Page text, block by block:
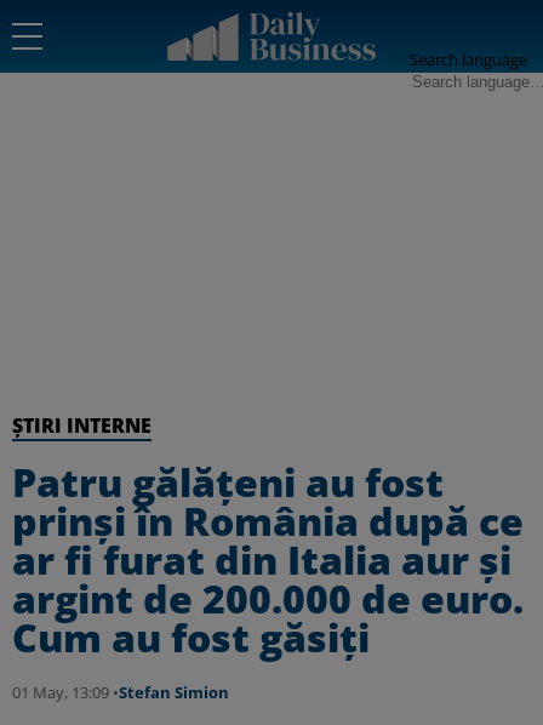
Search language
ȘTIRI INTERNE
Patru gălățeni au fost
prinși în România după ce
ar fi furat din Italia aur și
argint de 200.000 de euro.
Cum au fost găsiți
01 May, 13:09 •Stefan Simion